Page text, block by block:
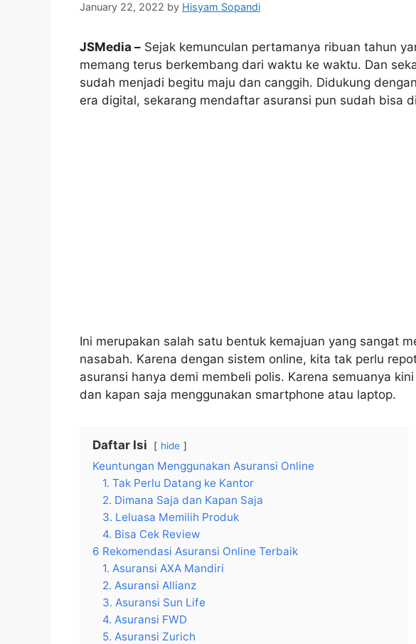
January 22, 2022 by Hisyam Sopandi
JSMedia – Sejak kemunculan pertamanya ribuan tahun
memang terus berkembang dari waktu ke waktu. Dan
sudah menjadi begitu maju dan canggih. Didukung
era digital, sekarang mendaftar asuransi pun sudah bisa
Ini merupakan salah satu bentuk kemajuan yang sangat
nasabah. Karena dengan sistem online, kita tak perlu
asuransi hanya demi membeli polis. Karena semuanya
dan kapan saja menggunakan smartphone atau laptop.
Daftar Isi hide
Keuntungan Menggunakan Asuransi Online
1. Tak Perlu Datang ke Kantor
2. Dimana Saja dan Kapan Saja
3. Leluasa Memilih Produk
4. Bisa Cek Review
6 Rekomendasi Asuransi Online Terbaik
1. Asuransi AXA Mandiri
2. Asuransi Allianz
3. Asuransi Sun Life
4. Asuransi FWD
5. Asuransi Zurich